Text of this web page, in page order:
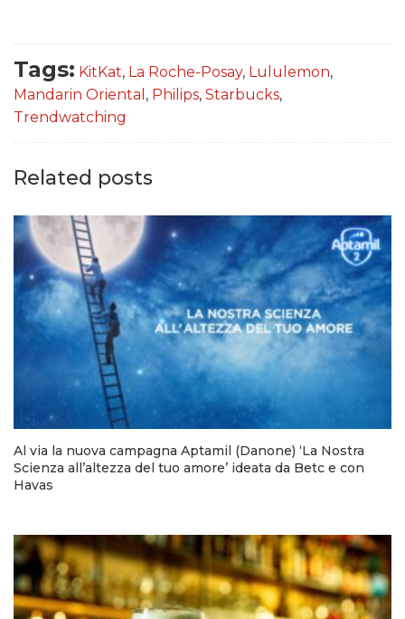
Tags: KitKat, La Roche-Posay, Lululemon,
Mandarin Oriental , Philips, Starbucks,
Trendwatching
Related posts
Al via la nuova campagna Aptamil (Danone) ‘La Nostra
Scienza all’altezza del tuo amore’ ideata da Betc e con
Havas